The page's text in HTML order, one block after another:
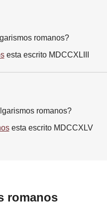
romanos?
esta escrito MDCCXLIII
romanos?
esta escrito MDCCXLV
romanos